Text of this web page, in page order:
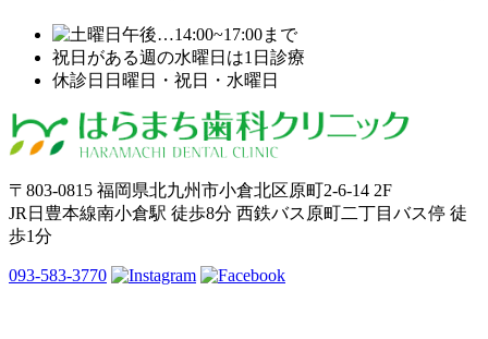
…14:00~17:00まで
祝日がある週の水曜日は1日診療
休診日 日曜日・祝日・水曜日
〒803-0815 福岡県北九州市小倉北区原町2-6-14 2F
JR日豊本線南小倉駅 徒歩8分 西鉄バス原町二丁目バス停 徒
歩1分
093-583-3770